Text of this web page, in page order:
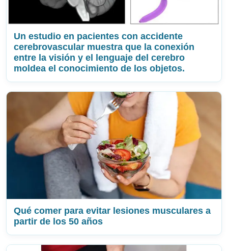
Un estudio en pacientes con accidente
cerebrovascular muestra que la conexión
entre la visión y el lenguaje del cerebro
moldea el conocimiento de los objetos.
Qué comer para evitar lesiones musculares a
partir de los 50 años